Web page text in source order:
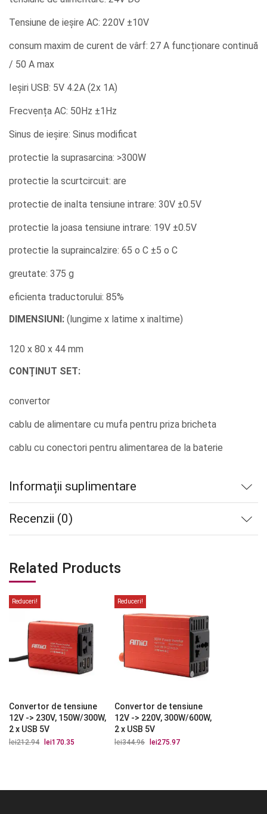
Tensiune de ieșire AC: 220V ±10V
consum maxim de curent de vârf: 27 A funcționare continuă
/ 50 A max
Ieșiri USB: 5V 4.2A (2x 1A)
Frecvența AC: 50Hz ±1Hz
Sinus de ieșire: Sinus modificat
protectie la suprasarcina: >300W
protectie la scurtcircuit: are
protectie de inalta tensiune intrare: 30V ±0.5V
protectie la joasa tensiune intrare: 19V ±0.5V
protectie la supraincalzire: 65 o C ±5 o C
greutate: 375 g
eficienta traductorului: 85%
DIMENSIUNI: (lungime x latime x inaltime)
120 x 80 x 44 mm
CONȚINUT SET:
convertor
cablu de alimentare cu mufa pentru priza bricheta
cablu cu conectori pentru alimentarea de la baterie
Informații suplimentare
Recenzii (0)
Related Products
Reduceri!
Convertor de tensiune
12V -> 230V, 150W/300W,
2 x USB 5V
lei212.94
Prețul
lei170.35
Reduceri!
Convertor de tensiune
12V -> 220V, 300W/600W,
2 x USB 5V
lei344.96
Prețul
lei275.97